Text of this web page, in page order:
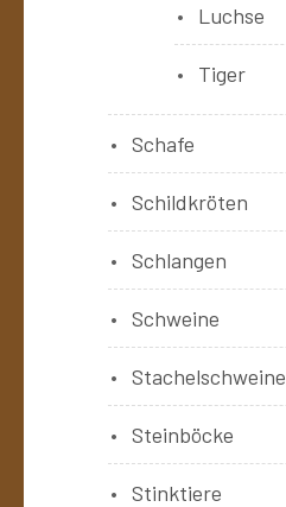
Luchse
Tiger
Schafe
Schildkröten
Schlangen
Schweine
Stachelschweine
Steinböcke
Stinktiere